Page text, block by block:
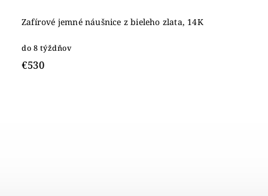
Zafírové jemné náušnice z bieleho zlata, 14K
do 8 týždňov
€530